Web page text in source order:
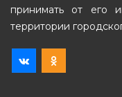
принимать от его
территории